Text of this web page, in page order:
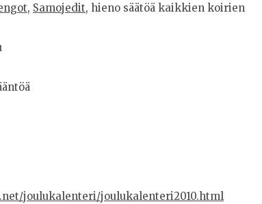
, Samojedit, hieno säätöä kaikkien koirien
joulukalenteri/joulukalenteri2010.html